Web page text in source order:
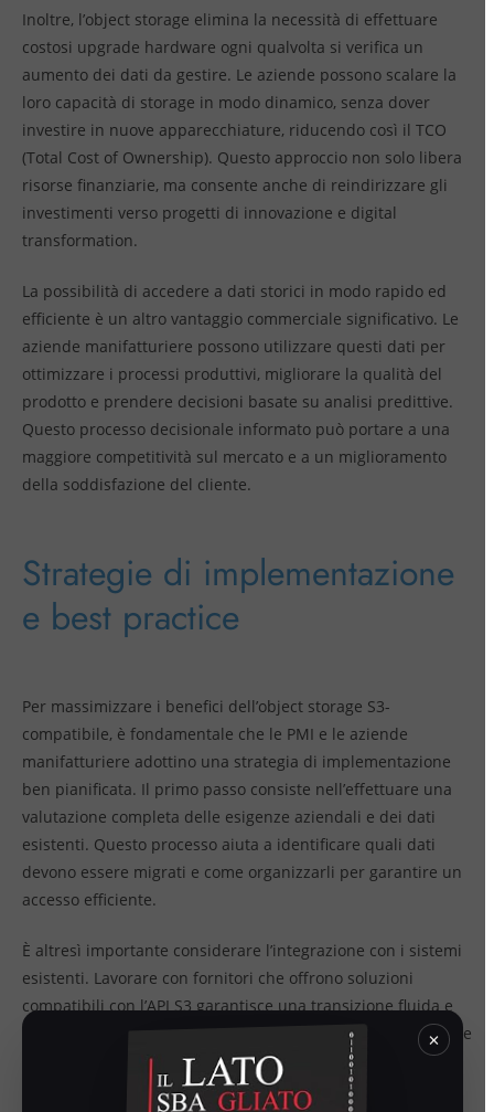
×
Inoltre, l’object storage elimina la necessità di effettuare
costosi upgrade hardware ogni qualvolta si verifica un
aumento dei dati da gestire. Le aziende possono scalare la
loro capacità di storage in modo dinamico, senza dover
investire in nuove apparecchiature, riducendo così il TCO
(Total Cost of Ownership). Questo approccio non solo libera
risorse finanziarie, ma consente anche di reindirizzare gli
investimenti verso progetti di innovazione e digital
transformation.
La possibilità di accedere a dati storici in modo rapido ed
efficiente è un altro vantaggio commerciale significativo. Le
aziende manifatturiere possono utilizzare questi dati per
ottimizzare i processi produttivi, migliorare la qualità del
prodotto e prendere decisioni basate su analisi predittive.
Questo processo decisionale informato può portare a una
maggiore competitività sul mercato e a un miglioramento
della soddisfazione del cliente.
Strategie di implementazione
e best practice
Per massimizzare i benefici dell’object storage S3-
compatibile, è fondamentale che le PMI e le aziende
manifatturiere adottino una strategia di implementazione
ben pianificata. Il primo passo consiste nell’effettuare una
valutazione completa delle esigenze aziendali e dei dati
esistenti. Questo processo aiuta a identificare quali dati
devono essere migrati e come organizzarli per garantire un
accesso efficiente.
È altresì importante considerare l’integrazione con i sistemi
esistenti. Lavorare con fornitori che offrono soluzioni
compatibili con l’API S3 garantisce una transizione fluida e
riduce al minimo le interruzioni operative. Inoltre, le aziende
dovrebbero implementare politiche di backup e retention
dei dati che siano in linea con i requisiti di conformità e le